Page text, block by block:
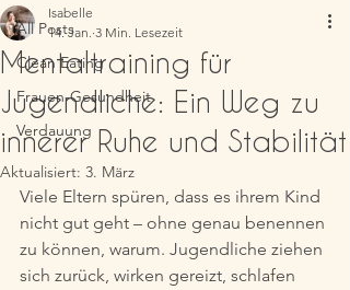
All Posts
Clean Eating
Frauen-Gesundheit
Verdauung
Mentaltraining für
Jugendliche: Ein Weg zu
innerer Ruhe und Stabilität
Isabelle
14. Jan. 3 Min. Lesezeit
Aktualisiert: 3. März
Viele Eltern spüren, dass es ihrem Kind
nicht gut geht – ohne genau benennen
zu können, warum. Jugendliche ziehen
sich zurück, wirken gereizt, schlafen